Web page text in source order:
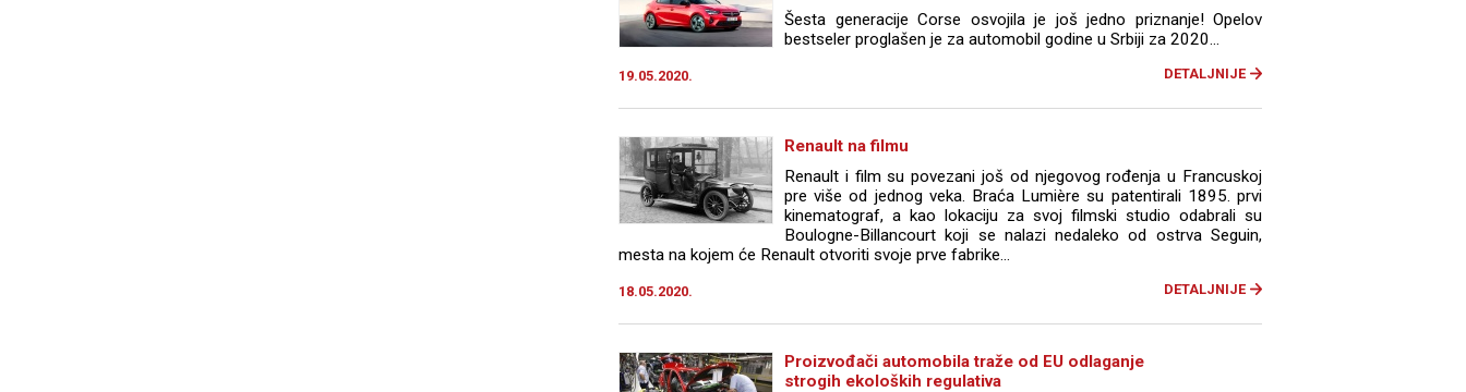
Šesta generacije Corse osvojila je još jedno priznanje! Opelov
bestseler proglašen je za automobil godine u Srbiji za 2020...
19.05.2020. DETALJNIJE
Renault na filmu
Renault i film su povezani još od njegovog rođenja u Francuskoj
pre više od jednog veka. Braća Lumière su patentirali 1895. prvi
kinematograf, a kao lokaciju za svoj filmski studio odabrali su
Boulogne-Billancourt koji se nalazi nedaleko od ostrva Seguin,
mesta na kojem će Renault otvoriti svoje prve fabrike...
18.05.2020. DETALJNIJE
Proizvođači automobila traže od EU odlaganje
strogih ekoloških regulativa